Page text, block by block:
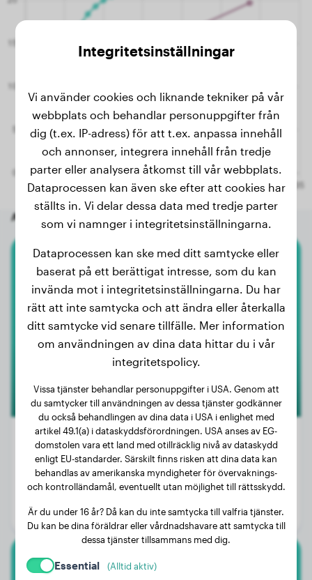
Andra slumpmässiga hundar
Pomeranian
Dgi-Dgi
Vikt:
1 kg
Ålder:
1 år, 7 månader
Kön:
Honhund
Rhodesian Ridgeback
Integritetsinställningar
Vi använder cookies och liknande tekniker på vår
webbplats och behandlar personuppgifter från
dig (t.ex. IP-adress) för att t.ex. anpassa innehåll
och annonser, integrera innehåll från tredje
parter eller analysera åtkomst till vår webbplats.
Dataprocessen kan även ske efter att cookies har
ställts in. Vi delar dessa data med tredje parter
som vi namnger i integritetsinställningarna.
Dataprocessen kan ske med ditt samtycke eller
baserat på ett berättigat intresse, som du kan
invända mot i integritetsinställningarna. Du har
rätt att inte samtycka och att ändra eller återkalla
ditt samtycke vid senare tillfälle. Mer information
om användningen av dina data hittar du i vår
integritetspolicy.
Vissa tjänster behandlar personuppgifter i USA. Genom att
du samtycker till användningen av dessa tjänster godkänner
du också behandlingen av dina data i USA i enlighet med
artikel 49.1(a) i dataskyddsförordningen. USA anses av EG-
domstolen vara ett land med otillräcklig nivå av dataskydd
enligt EU-standarder. Särskilt finns risken att dina data kan
behandlas av amerikanska myndigheter för övervaknings-
och kontrolländamål, eventuellt utan möjlighet till rättsskydd.
Är du under 16 år? Då kan du inte samtycka till valfria tjänster.
Du kan be dina föräldrar eller vårdnadshavare att samtycka till
dessa tjänster tillsammans med dig.
Essential (Alltid aktiv)